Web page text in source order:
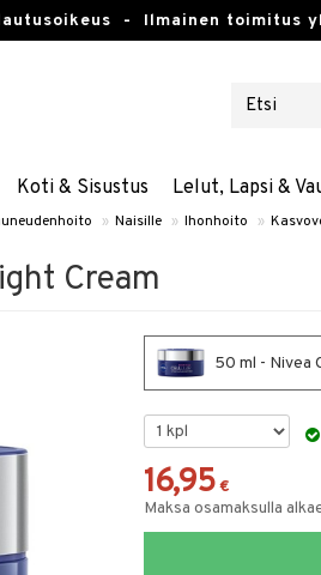
- Ilmainen toimitus
Koti & Sisustus Lelut, Lapsi &
» Naisille » Ihonhoito »
Cream
50 ml - Nivea
16,95 €
Maksa osamaksulla